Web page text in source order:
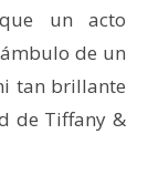
un acto
de un
tan brillante
de Tiffany &